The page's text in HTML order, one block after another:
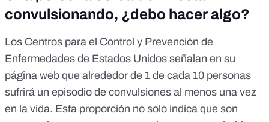
convulsionando, ¿debo hacer algo?
Los Centros para el Control y Prevención de
Enfermedades de Estados Unidos señalan en su
página web que alrededor de 1 de cada 10 personas
sufrirá un episodio de convulsiones al menos una vez
en la vida. Esta proporción no solo indica que son